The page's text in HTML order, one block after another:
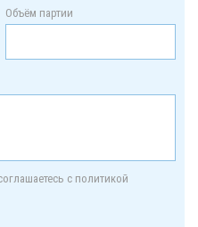
Объём партии
с политикой